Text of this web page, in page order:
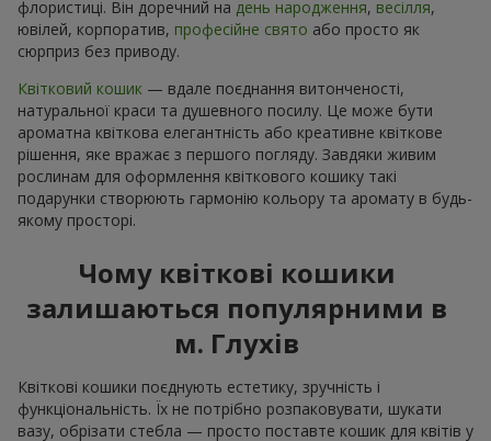
флористиці. Він доречний на день народження, весілля,
ювілей, корпоратив, професійне свято або просто як
сюрприз без приводу.
Квітковий кошик — вдале поєднання витонченості,
натуральної краси та душевного посилу. Це може бути
ароматна квіткова елегантність або креативне квіткове
рішення, яке вражає з першого погляду. Завдяки живим
рослинам для оформлення квіткового кошику такі
подарунки створюють гармонію кольору та аромату в будь-
якому просторі.
Чому квіткові кошики
залишаються популярними в
м. Глухів
Квіткові кошики поєднують естетику, зручність і
функціональність. Їх не потрібно розпаковувати, шукати
вазу, обрізати стебла — просто поставте кошик для квітів у